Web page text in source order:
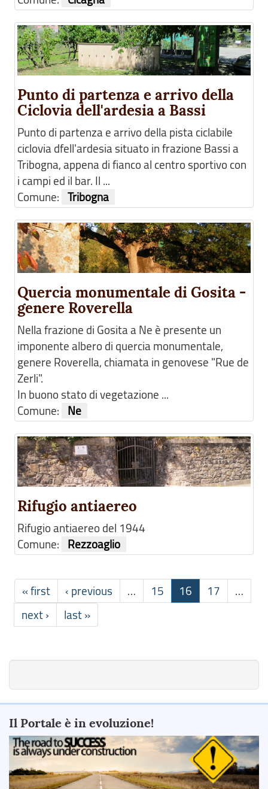
Punto di partenza e arrivo della
Ciclovia dell'ardesia a Bassi
Punto di partenza e arrivo della pista ciclabile
ciclovia dfell'ardesia situato in frazione Bassi a
Tribogna, appena di fianco al centro sportivo con
i campi ed il bar. Il ...
Comune: Tribogna
Quercia monumentale di Gosita -
genere Roverella
Nella frazione di Gosita a Ne è presente un
imponente albero di quercia monumentale,
genere Roverella, chiamata in genovese "Rue de
Zerli".
In buono stato di vegetazione ...
Comune:
Ne
Rifugio antiaereo
Rifugio antiaereo del 1944
Comune:
Rezzoaglio
« first ‹ previous … 15 16 17
…
next ›
last »
Il Portale è in evoluzione!